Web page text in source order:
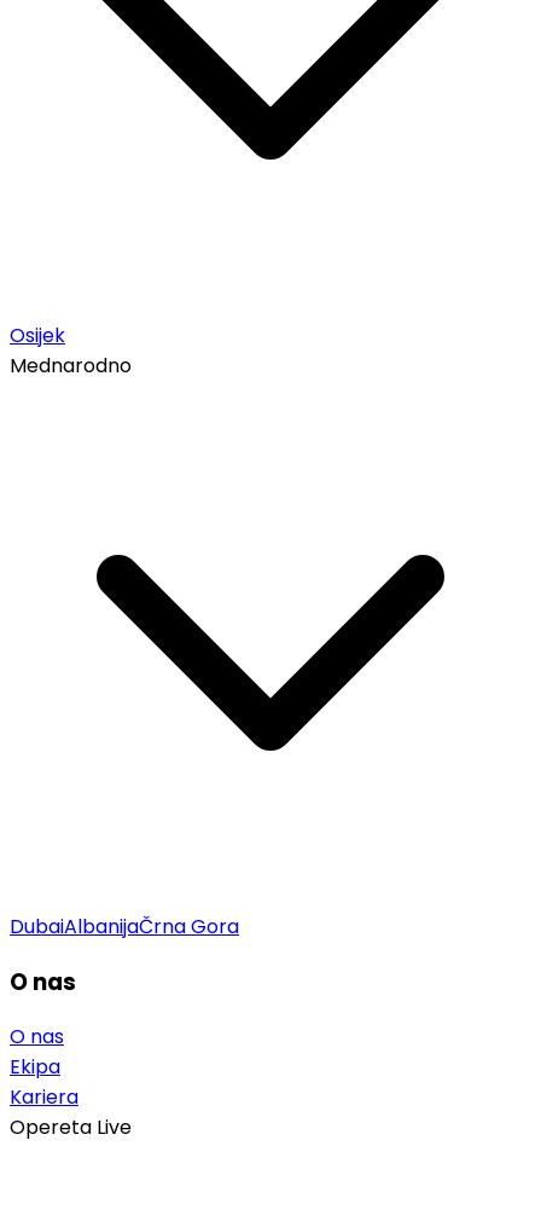
Osijek
Mednarodno
DubaiAlbanijaČrna Gora
O nas
O nas
Ekipa
Kariera
Opereta Live